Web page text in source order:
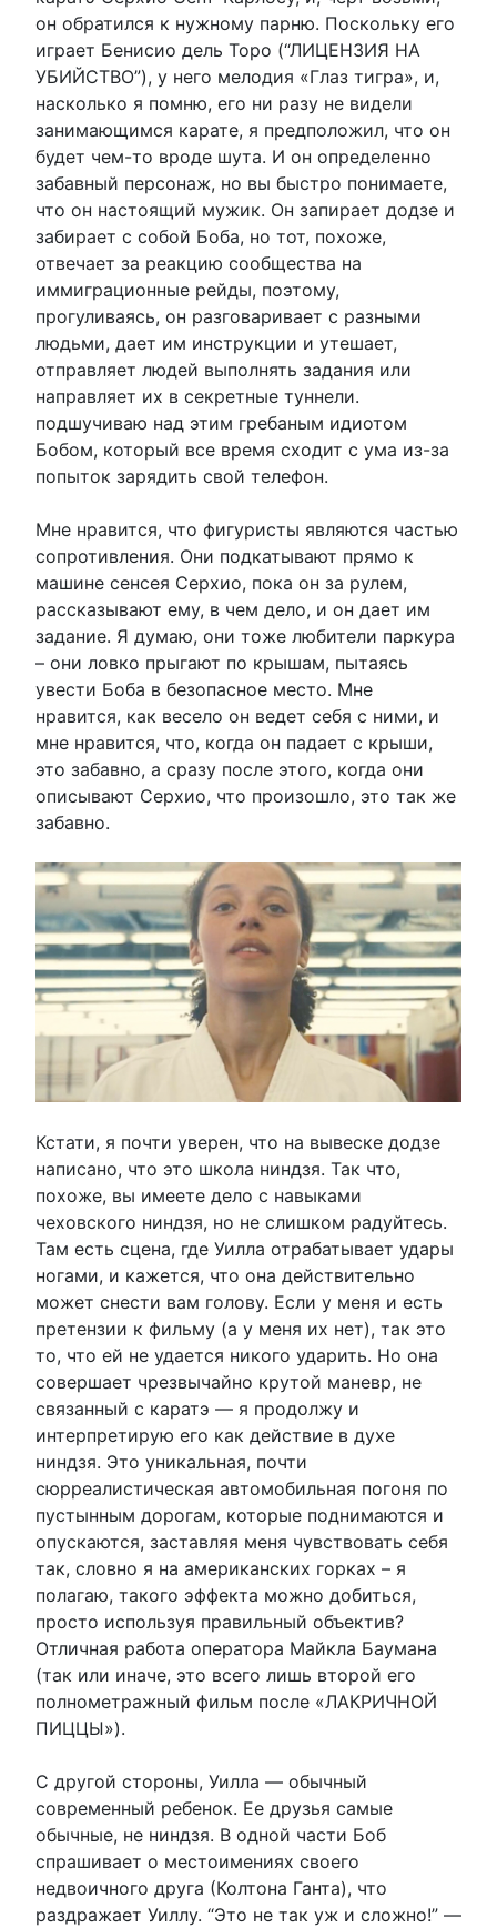
он обратился к нужному парню. Поскольку его
играет Бенисио дель Торо (“ЛИЦЕНЗИЯ НА
УБИЙСТВО”), у него мелодия «Глаз тигра», и,
насколько я помню, его ни разу не видели
занимающимся карате, я предположил, что он
будет чем-то вроде шута. И он определенно
забавный персонаж, но вы быстро понимаете,
что он настоящий мужик. Он запирает додзе и
забирает с собой Боба, но тот, похоже,
отвечает за реакцию сообщества на
иммиграционные рейды, поэтому,
прогуливаясь, он разговаривает с разными
людьми, дает им инструкции и утешает,
отправляет людей выполнять задания или
направляет их в секретные туннели.
подшучиваю над этим гребаным идиотом
Бобом, который все время сходит с ума из-за
попыток зарядить свой телефон.
Мне нравится, что фигуристы являются частью
сопротивления. Они подкатывают прямо к
машине сенсея Серхио, пока он за рулем,
рассказывают ему, в чем дело, и он дает им
задание. Я думаю, они тоже любители паркура
– они ловко прыгают по крышам, пытаясь
увести Боба в безопасное место. Мне
нравится, как весело он ведет себя с ними, и
мне нравится, что, когда он падает с крыши,
это забавно, а сразу после этого, когда они
описывают Серхио, что произошло, это так же
забавно.
Кстати, я почти уверен, что на вывеске додзе
написано, что это школа ниндзя. Так что,
похоже, вы имеете дело с навыками
чеховского ниндзя, но не слишком радуйтесь.
Там есть сцена, где Уилла отрабатывает удары
ногами, и кажется, что она действительно
может снести вам голову. Если у меня и есть
претензии к фильму (а у меня их нет), так это
то, что ей не удается никого ударить. Но она
совершает чрезвычайно крутой маневр, не
связанный с каратэ — я продолжу и
интерпретирую его как действие в духе
ниндзя. Это уникальная, почти
сюрреалистическая автомобильная погоня по
пустынным дорогам, которые поднимаются и
опускаются, заставляя меня чувствовать себя
так, словно я на американских горках – я
полагаю, такого эффекта можно добиться,
просто используя правильный объектив?
Отличная работа оператора Майкла Баумана
(так или иначе, это всего лишь второй его
полнометражный фильм после «ЛАКРИЧНОЙ
ПИЦЦЫ»).
С другой стороны, Уилла — обычный
современный ребенок. Ее друзья самые
обычные, не ниндзя. В одной части Боб
спрашивает о местоимениях своего
недвоичного друга (Колтона Ганта), что
раздражает Уиллу. “Это не так уж и сложно!” —